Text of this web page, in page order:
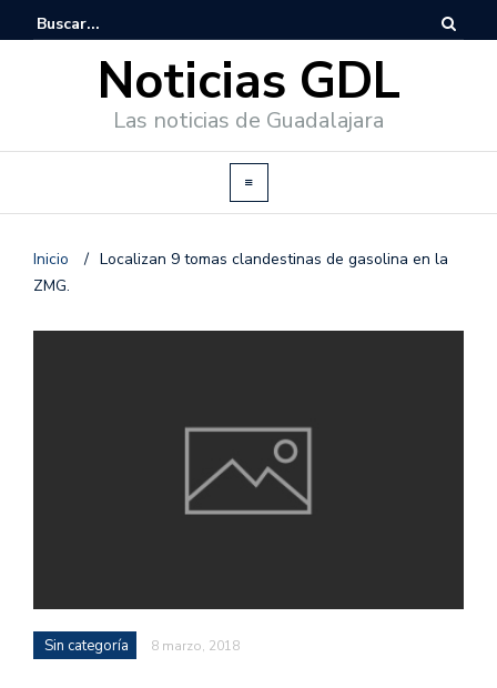
Noticias GDL
Las noticias de Guadalajara
Inicio / Localizan 9 tomas clandestinas de gasolina en la
ZMG.
Sin categoría 8 marzo, 2018